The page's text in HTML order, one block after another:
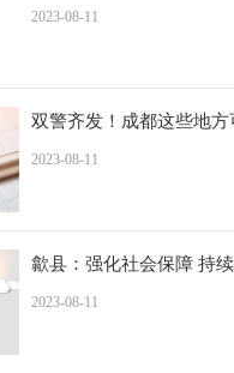
2023-08-11
双警齐发！成都这些地
2023-08-11
歙县：
2023-08-11